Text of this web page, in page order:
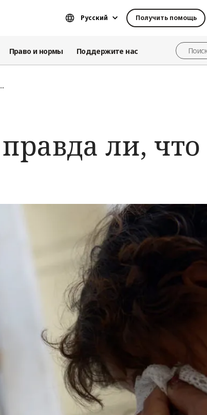
Русский Получить помощь
Право и нормы Поддержите нас
ли, что